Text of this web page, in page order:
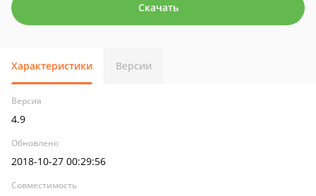
Скачать
Характеристики Версии
Версия
4.9
Обновлено
2018-10-27 00:29:56
Совместимость